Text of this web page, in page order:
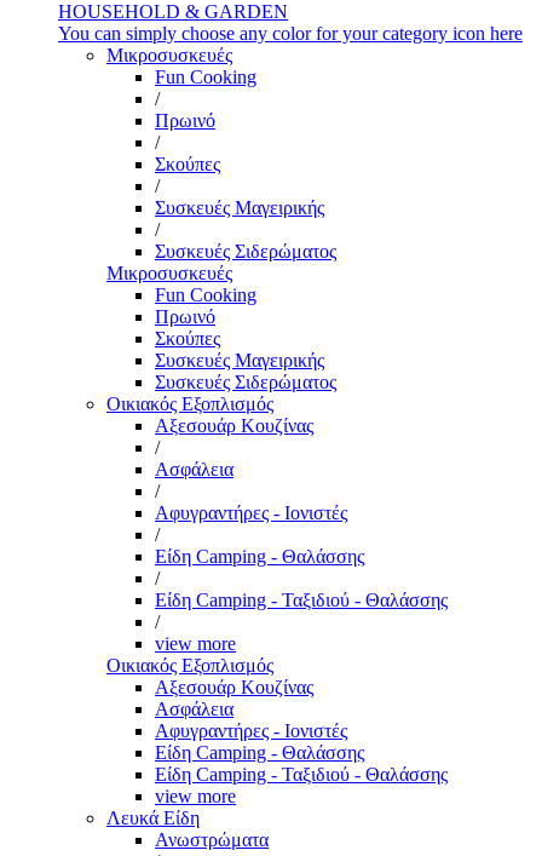
HOUSEHOLD & GARDEN
You can simply choose any color for your category icon here
Μικροσυσκευές
Fun Cooking
/
Πρωινό
/
Σκούπες
/
Συσκευές Μαγειρικής
/
Συσκευές Σιδερώματος
Μικροσυσκευές
Fun Cooking
Πρωινό
Σκούπες
Συσκευές Μαγειρικής
Συσκευές Σιδερώματος
Οικιακός Εξοπλισμός
Αξεσουάρ Κουζίνας
/
Ασφάλεια
/
Αφυγραντήρες - Ιονιστές
/
Είδη Camping - Θαλάσσης
/
Είδη Camping - Ταξιδιού - Θαλάσσης
/
view more
Οικιακός Εξοπλισμός
Αξεσουάρ Κουζίνας
Ασφάλεια
Αφυγραντήρες - Ιονιστές
Είδη Camping - Θαλάσσης
Είδη Camping - Ταξιδιού - Θαλάσσης
view more
Λευκά Είδη
Ανωστρώματα